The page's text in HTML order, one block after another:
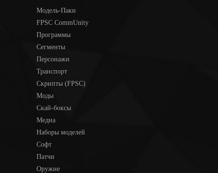
Модель-Паки
FPSC CommUnity
Программы
Сегменты
Персонажи
Транспорт
Скрипты (FPSC)
Моды
Скай-боксы
Медиа
Наборы моделей
Софт
Патчи
Оружие